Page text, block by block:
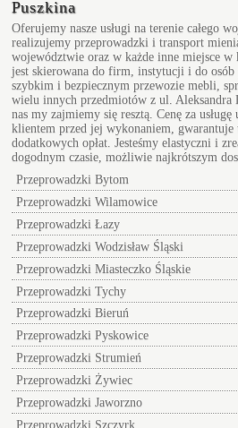
Puszkina
Oferujemy nasze usługi na terenie całego
realizujemy przeprowadzki i transport
województwie oraz w każde inne miejsce w
jest skierowana do firm, instytucji i do
szybkim i bezpiecznym przewozie mebli,
wielu innych przedmiotów z ul. Aleksandra
nas my zajmiemy się resztą. Cenę za
klientem przed jej wykonaniem,
dodatkowych opłat. Jesteśmy elastyczni i
dogodnym czasie, możliwie najkrótszym
Przeprowadzki Bytom
Przeprowadzki Wilamowice
Przeprowadzki Łazy
Przeprowadzki Wodzisław Śląski
Przeprowadzki Miasteczko Śląskie
Przeprowadzki Tychy
Przeprowadzki Bieruń
Przeprowadzki Pyskowice
Przeprowadzki Strumień
Przeprowadzki Żywiec
Przeprowadzki Jaworzno
Przeprowadzki Szczyrk